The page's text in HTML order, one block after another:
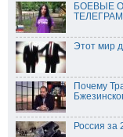
БОЕВЫЕ
Этот мир
Почему
Россия за